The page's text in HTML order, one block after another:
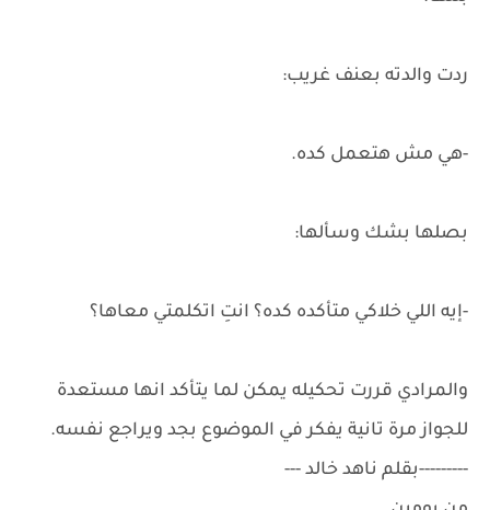
ردت والدته بعنف غريب:
-هي مش هتعمل كده.
بصلها بشك وسألها:
-إيه اللي خلاكي متأكده كده؟ انتِ اتكلمتي معاها؟
والمرادي قررت تحكيله يمكن لما يتأكد انها مستعدة
للجواز مرة تانية يفكر في الموضوع بجد ويراجع نفسه.
---------بقلم ناهد خالد ---